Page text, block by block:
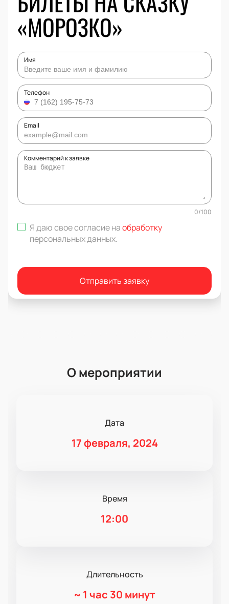
«МОРОЗКО»
Имя
Телефон
Email
Комментарий к заявке
0/100
Я даю свое согласие наобработку
персональных данных.
Отправить заявку
О мероприятии
Дата
17 февраля, 2024
Время
12:00
Длительность
~ 1 час 30 минут